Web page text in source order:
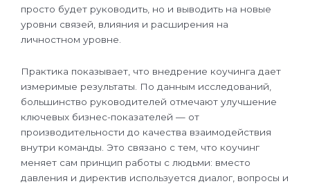
просто будет руководить, но и выводить на новые
уровни связей, влияния и расширения на
личностном уровне.
Практика показывает, что внедрение коучинга дает
измеримые результаты. По данным исследований,
большинство руководителей отмечают улучшение
ключевых бизнес-показателей — от
производительности до качества взаимодействия
внутри команды. Это связано с тем, что коучинг
меняет сам принцип работы с людьми: вместо
давления и директив используется диалог, вопросы и